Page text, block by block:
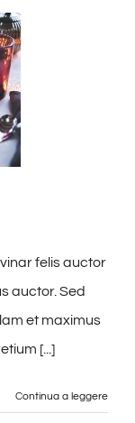
felis auctor
auctor. Sed
et maximus
[...]
Continua a leggere